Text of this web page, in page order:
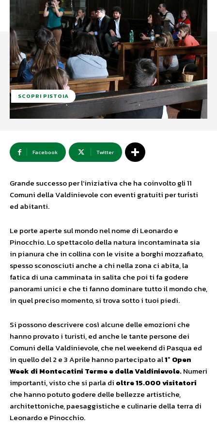
SCOPRI PISTOIA
Facebook Twitter
Grande successo per l’iniziativa che ha coinvolto gli 11
Comuni della Valdinievole con eventi gratuiti per turisti
ed abitanti.
Le porte aperte sul mondo nel nome di Leonardo e
Pinocchio. Lo spettacolo della natura incontaminata sia
in pianura che in collina con le visite a borghi mozzafiato,
spesso sconosciuti anche a chi nella zona ci abita, la
fatica di una camminata in salita che poi ti fa godere
panorami unici e che ti fanno dominare tutto il mondo che,
in quel preciso momento, si trova sotto i tuoi piedi.
Si possono descrivere così alcune delle emozioni che
hanno provato i turisti, ed anche le tante persone dei
Comuni della Valdinievole, che nel weekend di Pasqua ed
in quello del 2 e 3 Aprile hanno partecipato al1° Open
Week di Montecatini Terme e della Valdinievole.Numeri
importanti, visto che si parla di oltre 15.000 visitatori
che hanno potuto godere delle bellezze artistiche,
architettoniche, paesaggistiche e culinarie della terra di
Leonardo e Pinocchio.